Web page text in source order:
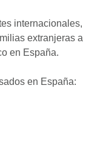
internacionales,
extranjeras a
en España.
en España: